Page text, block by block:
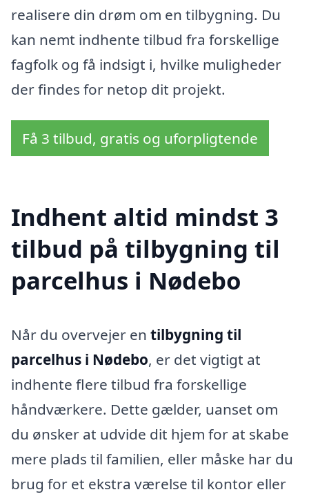
realisere din drøm om en tilbygning. Du
kan nemt indhente tilbud fra forskellige
fagfolk og få indsigt i, hvilke muligheder
der findes for netop dit projekt.
Få 3 tilbud, gratis og uforpligtende
Indhent altid mindst 3
tilbud på tilbygning til
parcelhus i Nødebo
Når du overvejer en tilbygning til
parcelhus i Nødebo, er det vigtigt at
indhente flere tilbud fra forskellige
håndværkere. Dette gælder, uanset om
du ønsker at udvide dit hjem for at skabe
mere plads til familien, eller måske har du
brug for et ekstra værelse til kontor eller